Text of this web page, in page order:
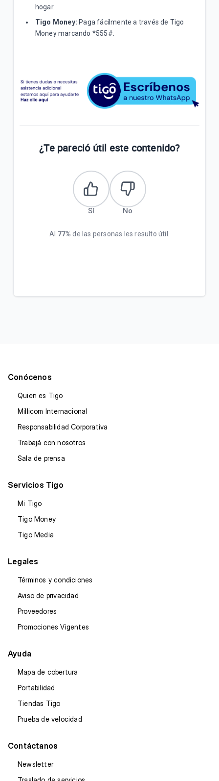
hogar.
Tigo Money: Paga fácilmente a través de Tigo
Money marcando *555#.
¿Te pareció útil este contenido?
Sí No
Al 77% de las personas les resulto útil.
Conócenos
Quien es Tigo
Millicom Internacional
Responsabilidad Corporativa
Trabajá con nosotros
Sala de prensa
Servicios Tigo
Mi Tigo
Tigo Money
Tigo Media
Legales
Términos y condiciones
Aviso de privacidad
Proveedores
Promociones Vigentes
Ayuda
Mapa de cobertura
Portabilidad
Tiendas Tigo
Prueba de velocidad
Contáctanos
Newsletter